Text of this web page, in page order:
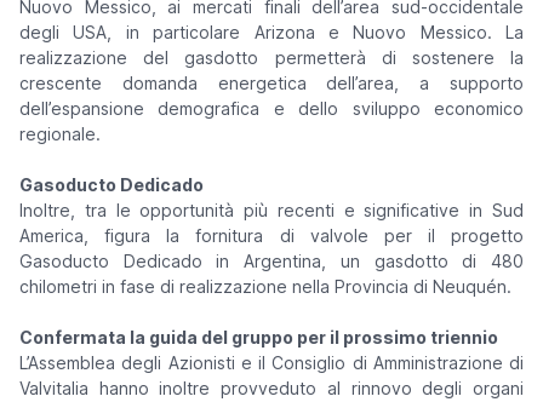
Nuovo Messico, ai mercati finali dell’area sud-occidentale
degli USA, in particolare Arizona e Nuovo Messico. La
realizzazione del gasdotto permetterà di sostenere la
crescente domanda energetica dell’area, a supporto
dell’espansione demografica e dello sviluppo economico
regionale.
Gasoducto Dedicado
Inoltre, tra le opportunità più recenti e significative in Sud
America, figura la fornitura di valvole per il progetto
Gasoducto Dedicado in Argentina, un gasdotto di 480
chilometri in fase di realizzazione nella Provincia di Neuquén.
Confermata la guida del gruppo per il prossimo triennio
L’Assemblea degli Azionisti e il Consiglio di Amministrazione di
Valvitalia hanno inoltre provveduto al rinnovo degli organi